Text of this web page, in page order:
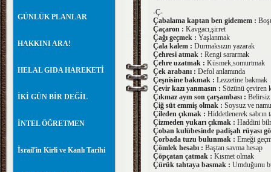
GÜNLÜK PLANLAR
HAKKINI ARA!
HELAL GIDA HAREKETİ
İKİ GÜN BİR DEĞİL
İNTEL ÖĞRETMEN
İsrail'in Kirli ve Kanlı Tarihi
-Ç-
Çabalama kaptan ben gidemem :
Çaçaron : Kavgacı,şirret
Çağı geçmek : Yaşlanmak
Çala kalem : Durmaksızın yazarak
Çehresi atmak : Rengi sararmak
Çehre uzatmak : Küsmek,somurtmak
Çek arabanı : Defol anlamında
Çeşnisine bakmak : Lezzetine bakmak
Çevir kazı yanmasın : Sözünü çeviren
Çıkmaz ayın son çarşambası : Belirsiz
Çiğ süt emmiş olmak : Soysuz ve
Çileden çıkmak : Hiddetlenerek sabrın
Çizmeden yukarı çıkmak : Haddini
Çoban kulübesinde padişah rüyası
Çorbada tuzu bulunmak : Emeği
Çömlek hesabı : Baştan savma hesap
Çöpçatan çatmak : Kısmet olmak
Çürük tahtaya basmak : Umduğunu